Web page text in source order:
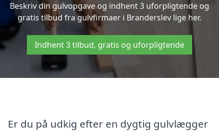
Beskriv din gulvopgave og indhent 3 uforpligtende og
gratis tilbud fra gulvfirmaer i Branderslev lige her.
Indhent 3 tilbud, gratis og uforpligtende
Er du på udkig efter en dygtig gulvlægger